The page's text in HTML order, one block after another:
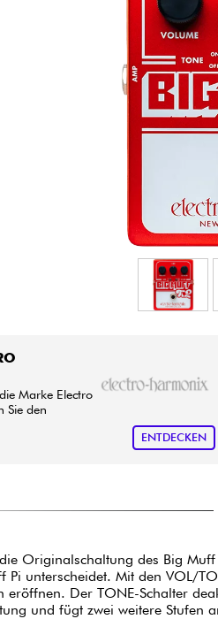
Marke Electro
Sie den
ENTDECKEN
Originalschaltung des Big
Pi unterscheidet. Mit den VOL/
eröffnen. Der TONE-Schalter
und fügt zwei weitere